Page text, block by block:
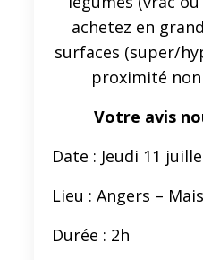
achetez en
surfaces (super/
proximité non
Votre avis
Date : Jeudi 11
Lieu : Angers –
Durée : 2h